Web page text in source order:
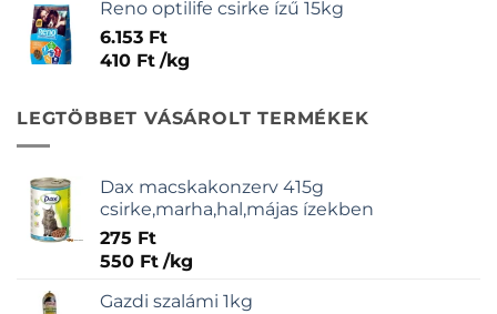
Reno optilife csirke ízű 15kg
6.153 Ft
410 Ft /kg
LEGTÖBBET VÁSÁROLT TERMÉKEK
Dax macskakonzerv 415g
csirke,marha,hal,májas ízekben
275 Ft
550 Ft /kg
Gazdi szalámi 1kg